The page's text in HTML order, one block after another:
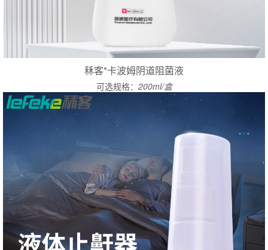
秝客*卡波姆阴道阻菌液
可选规格： 200ml/盒